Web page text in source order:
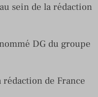
sein de la rédaction
nommé DG du groupe
rédaction de France